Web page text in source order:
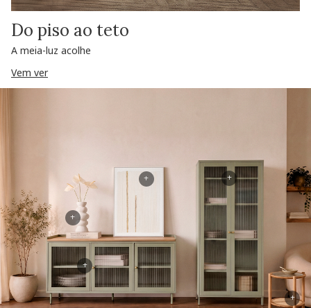
Do piso ao teto
A meia-luz acolhe
Vem ver
+
+
+
+
+